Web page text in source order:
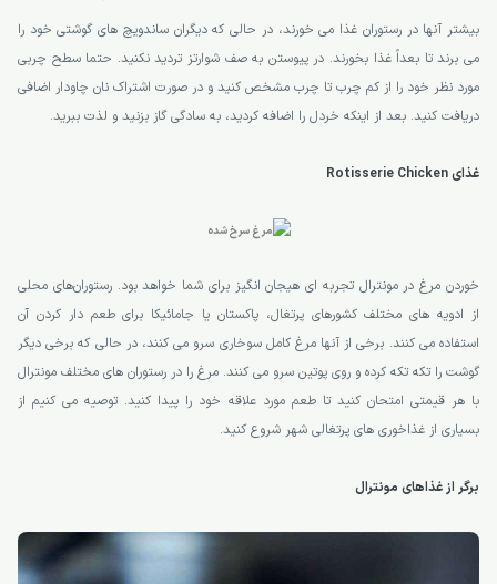
بیشتر آنها در رستوران غذا می خورند، در حالی که دیگران ساندویچ های گوشتی خود را
می برند تا بعداً غذا بخورند. در پیوستن به صف شوارتز تردید نکنید. حتما سطح چربی
مورد نظر خود را از کم چرب تا چرب مشخص کنید و در صورت اشتراک نان چاودار اضافی
دریافت کنید. بعد از اینکه خردل را اضافه کردید، به سادگی گاز بزنید و لذت ببرید.
غذای Rotisserie Chicken
خوردن مرغ در مونترال تجربه ای هیجان انگیز برای شما خواهد بود. رستوران‌های محلی
از ادویه های مختلف کشورهای پرتغال، پاکستان یا جامائیکا برای طعم دار کردن آن
استفاده می کنند. برخی از آنها مرغ کامل سوخاری سرو می کنند، در حالی که برخی دیگر
گوشت را تکه تکه کرده و روی پوتین سرو می کنند. مرغ را در رستوران های مختلف مونترال
با هر قیمتی امتحان کنید تا طعم مورد علاقه خود را پیدا کنید. توصیه می کنیم از
بسیاری از غذاخوری های پرتغالی شهر شروع کنید.
برگر از غذاهای مونترال